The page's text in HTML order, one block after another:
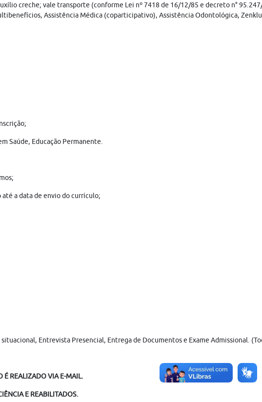
creche; vale transporte (conforme Lei nº 7418 de 16/12/85 e decreto n°
Assistência Médica (coparticipativo), Assistência Odontológica,
Saúde, Educação Permanente.
a data de envio do currículo;
Entrevista Presencial, Entrega de Documentos e Exame Admissional.
É REALIZADO VIA E-MAIL.
E REABILITADOS.